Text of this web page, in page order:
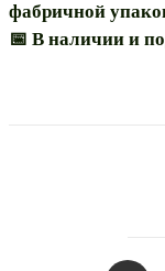
фабричной
📅 В наличии и